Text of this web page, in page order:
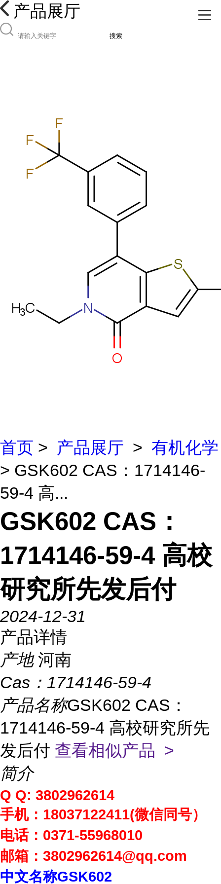
产品展厅
搜索
首页 > 产品展厅 > 有机化学
> GSK602 CAS：1714146-
59-4 高...
GSK602 CAS：
1714146-59-4 高校
研究所先发后付
2024-12-31
产品详情
产地 河南
Cas： 1714146-59-4
产品名称GSK602 CAS：
1714146-59-4 高校研究所先
发后付 查看相似产品 >
简介
Q Q: 3802962614
手机： 18037122411(微信同号）
电话： 0371-55968010
邮箱： 3802962614@qq.com
中文名称GSK602